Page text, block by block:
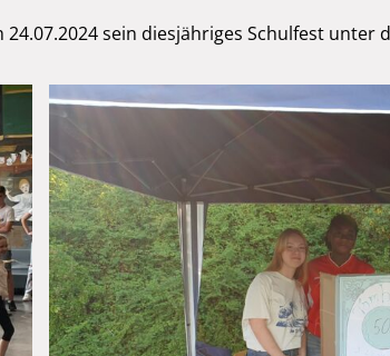
sein diesjähriges Schulfest unter